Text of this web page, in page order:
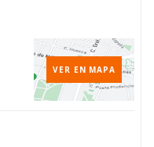
VER EN MAPA